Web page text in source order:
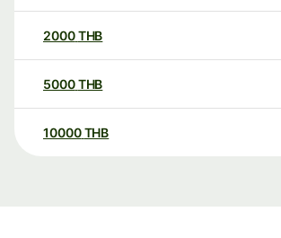
2000THB
5000THB
10000 THB